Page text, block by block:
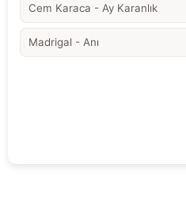
Cem Karaca - Ay Karanlık
Madrigal - Anı